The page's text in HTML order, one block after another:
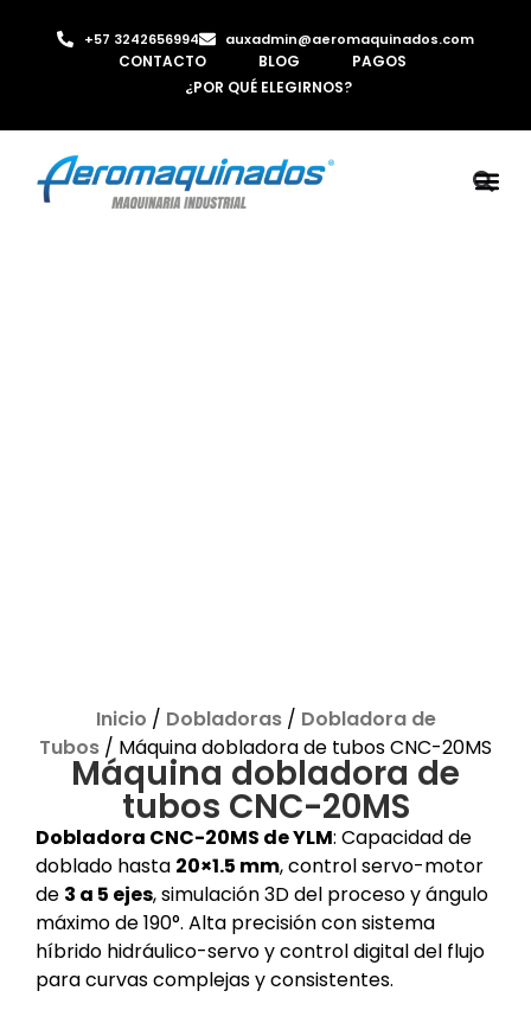
+57 3242656994 auxadmin@aeromaquinados.com
CONTACTO BLOG
PAGOS
¿POR QUÉ ELEGIRNOS?
Inicio / Dobladoras/ Dobladora de
Tubos / Máquina dobladora de tubos CNC-20MS
Máquina dobladora de
tubos CNC-20MS
Dobladora CNC-20MS de YLM: Capacidad de
doblado hasta 20×1.5 mm, control servo-motor
de 3 a 5 ejes, simulación 3D del proceso y ángulo
máximo de 190°. Alta precisión con sistema
híbrido hidráulico-servo y control digital del flujo
para curvas complejas y consistentes.